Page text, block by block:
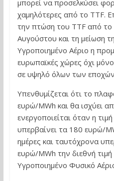
μπορεί να προσελκύσει
χαμηλότερες από το TTF.
την πτώση του TTF από το
Αυγούστου και τη μείωση
Υγροποιημένο Αέριο η
ευρωπαϊκές χώρες όχι
σε υψηλό όλων των
Υπενθυμίζεται ότι το
ευρώ/MWh και θα ισχύει
ενεργοποιείται όταν η
υπερβαίνει τα 180 ευρώ/
ημέρες και ταυτόχρονα
ευρώ/MWh την διεθνή
Υγροποιημένο Φυσικό